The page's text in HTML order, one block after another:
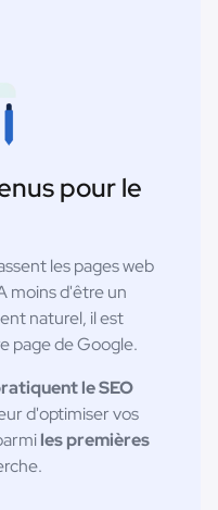
pour le
les pages web
moins d'être un
naturel, il est
page de Google.
le SEO
d'optimiser vos
les premières